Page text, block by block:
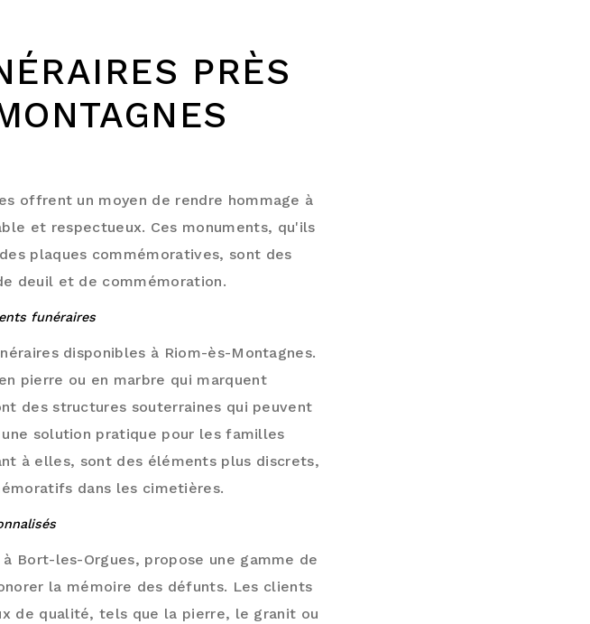
PRÈS
offrent un moyen de rendre hommage à
et respectueux. Ces monuments, qu'ils
plaques commémoratives, sont des
deuil et de commémoration.
funéraires
disponibles à Riom-ès-Montagnes.
pierre ou en marbre qui marquent
des structures souterraines qui peuvent
solution pratique pour les familles
à elles, sont des éléments plus discrets,
dans les cimetières.
Bort-les-Orgues, propose une gamme de
la mémoire des défunts. Les clients
de qualité, tels que la pierre, le granit ou